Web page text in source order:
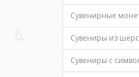
Сувенирные
Сувениры из
Сувениры с